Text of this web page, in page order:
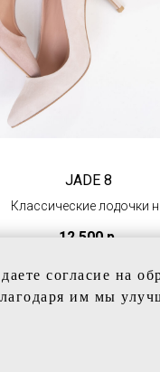
JADE 8
Классические лодочки на
12 500 р.
согласие на
им мы